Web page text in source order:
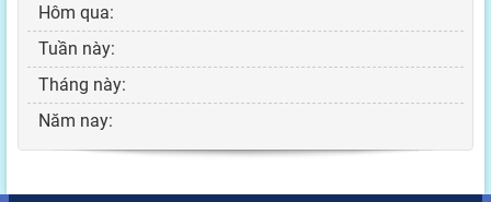
Hôm qua:
Tuần này:
Tháng này:
Năm nay: